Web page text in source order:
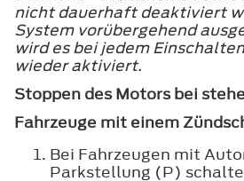
nicht dauerhaft deaktiviert
System vorübergehend
wird es bei jedem
wieder aktiviert.
Stoppen des Motors bei
Fahrzeuge mit einem
Bei Fahrzeugen mit
Parkstellung (P)